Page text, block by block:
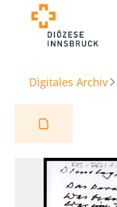
Digitales Archiv